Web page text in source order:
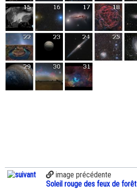
image précédente
Soleil rouge des feux de forêt